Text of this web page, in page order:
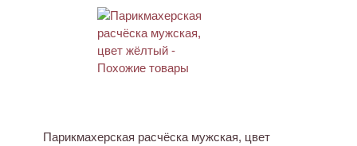
Парикмахерская расчёска мужская, цвет